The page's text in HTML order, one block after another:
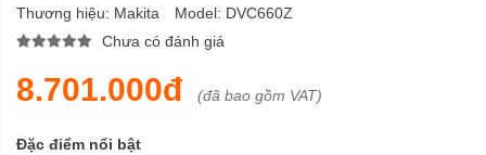
Thương hiệu: Makita Model: DVC660Z
Chưa có đánh giá
8.701.000đ (đã bao gồm VAT)
Đặc điểm nổi bật